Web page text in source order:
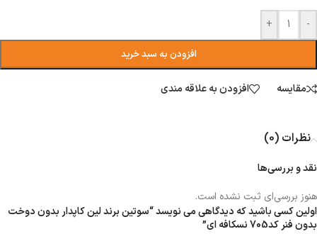
-
+
افزودن به سبد خرید
مقایسه افزودن به علاقه مندی
نظرات (0)
نقد و بررسی‌ها
هنوز بررسی‌ای ثبت نشده است.
اولین کسی باشید که دیدگاهی می نویسد “سوتین برند لین کاپدار بدون دوخت
بدون فنر کد705 نسکافه ای”